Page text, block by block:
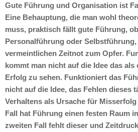
Gute Führung und Organisation ist
Eine Behauptung, die man wohl
muss, praktisch fällt gute Führung,
Personalführung oder
vermeintlichen Zeitnot zum Opfer.
kommt man nicht auf die Idee das
Erfolg zu sehen. Funktioniert das
nicht auf die Idee, das Fehlen dieses
Verhaltens als Ursache für
Fall hat Führung einen festen Raum
zweiten Fall fehlt dieser und